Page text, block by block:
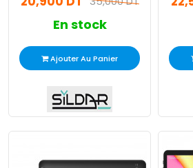
En stock
Ajouter Au Panier